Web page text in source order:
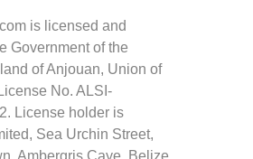
is licensed and
Government of the
of Anjouan, Union of
No. ALSI-
License holder is
Sea Urchin Street,
Ambergris Caye, Belize,